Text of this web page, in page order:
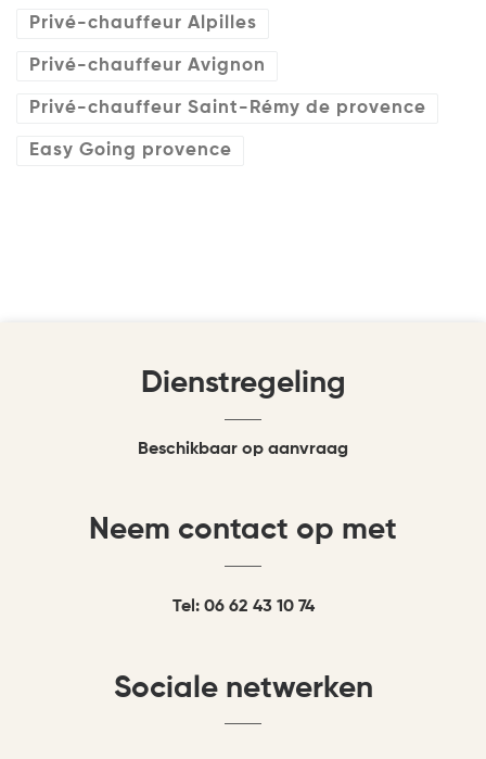
Privé-chauffeur Alpilles
Privé-chauffeur Avignon
Privé-chauffeur Saint-Rémy de provence
Easy Going provence
Dienstregeling
Beschikbaar op aanvraag
Neem contact op met
Tel: 06 62 43 10 74
Sociale netwerken